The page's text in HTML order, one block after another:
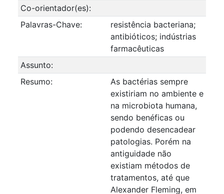
Co-orientador(es):
Palavras-Chave:
resistência bacteriana;
antibióticos; indústrias
farmacêuticas
Assunto:
Resumo:
As bactérias sempre
existiriam no ambiente e
na microbiota humana,
sendo benéficas ou
podendo desencadear
patologias. Porém na
antiguidade não
existiam métodos de
tratamentos, até que
Alexander Fleming, em